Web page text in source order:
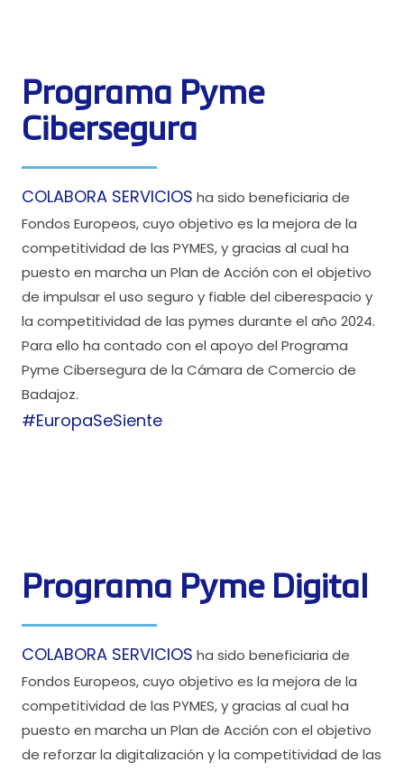
Programa Pyme
Cibersegura
COLABORA SERVICIOS ha sido beneficiaria de
Fondos Europeos, cuyo objetivo es la mejora de la
competitividad de las PYMES, y gracias al cual ha
puesto en marcha un Plan de Acción con el objetivo
de impulsar el uso seguro y fiable del ciberespacio y
la competitividad de las pymes durante el año 2024.
Para ello ha contado con el apoyo del Programa
Pyme Cibersegura de la Cámara de Comercio de
Badajoz.
#EuropaSeSiente
Programa Pyme Digital
COLABORA SERVICIOS ha sido beneficiaria de
Fondos Europeos, cuyo objetivo es la mejora de la
competitividad de las PYMES, y gracias al cual ha
puesto en marcha un Plan de Acción con el objetivo
de reforzar la digitalización y la competitividad de las